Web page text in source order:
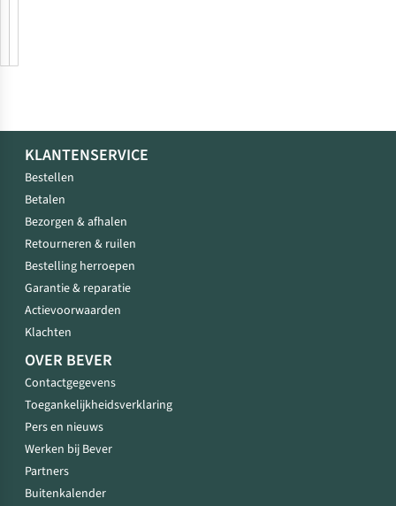
KLANTENSERVICE
Bestellen
Betalen
Bezorgen & afhalen
Retourneren & ruilen
Bestelling herroepen
Garantie & reparatie
Actievoorwaarden
Klachten
OVER BEVER
Contactgegevens
Toegankelijkheidsverklaring
Pers en nieuws
Werken bij Bever
Partners
Buitenkalender